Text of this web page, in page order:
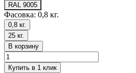
RAL 9005
Фасовка: 0,8 кг.
0,8 кг.
25 кг.
В корзину
Купить в 1 клик